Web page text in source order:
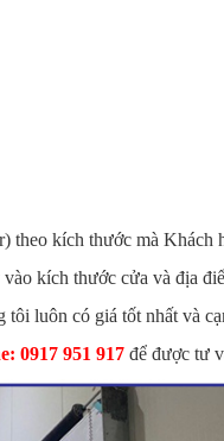
theo kích thước mà Khách
kích thước cửa và địa
luôn có giá tốt nhất và
0917 951 917 để được tư